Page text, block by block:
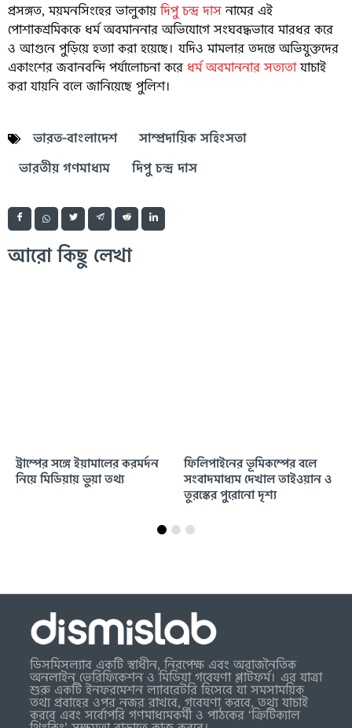
প্রসঙ্গত, ময়মনসিংহের ভালুকায়দিপু চন্দ্র দাসনামের এই
পোশাকশ্রমিককে ধর্ম অবমাননার অভিযোগে সংঘবদ্ধভাবে মারধর করে
ও আগুনে পুড়িয়ে হত্যা করা হয়েছে। যদিও মামলার তদন্তে অভিযুক্তদের
একাংশের জবানবন্দি পর্যালোচনা করে ধর্ম অবমাননার সত্যতাযাচাই
করা যায়নি বলে জানিয়েছে পুলিশ।
ভারত-বাংলাদেশ
সাম্প্রদায়িক সহিংসতা
ভারতীয় গণমাধ্যম
দিপু চন্দ্র দাস
আরো কিছু লেখা
ট্রাম্পের সঙ্গে ইয়ামালের করমর্দন
নিয়ে মিডিয়ায় ভুয়া তথ্য
ফিলিপাইনের ভূমিকম্পের বলে
সংবাদমাধ্যম দেখাল তাইওয়ান ও
তুরস্কের পুরোনো দৃশ্য
ডিসমিসল্যাব একটি স্বাধীন, নিরপেক্ষ এবং অরাজনৈতিক
অনলাইন ভেরিফিকেশন ও মিডিয়া গবেষণা প্লাটফর্ম। এর যাত্রা
শুরু একটি ইনফরমেশন ল্যাবরেটরি হিসেবে যা সমসাময়িক
তথ্য প্রবাহের ওপর নজর রাখবে, গবেষণা করবে, তথ্য যাচাই
করবে এবং সর্বোপরি গণমাধ্যমকর্মী ও পাঠকের ‘ক্রিটিক্যাল